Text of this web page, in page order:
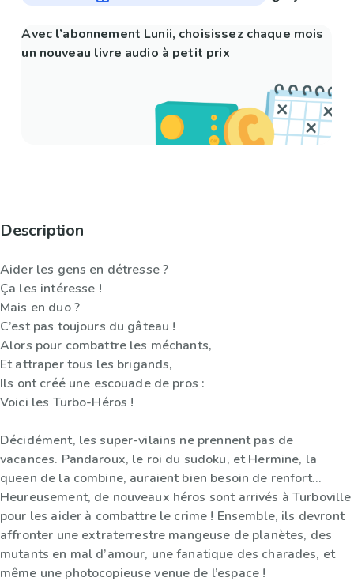
Avec l’abonnement Lunii, choisissez chaque mois
un nouveau livre audio à petit prix
Description
Aider les gens en détresse ?
Ça les intéresse !
Mais en duo ?
C’est pas toujours du gâteau !
Alors pour combattre les méchants,
Et attraper tous les brigands,
Ils ont créé une escouade de pros :
Voici les Turbo-Héros !
Décidément, les super-vilains ne prennent pas de
vacances. Pandaroux, le roi du sudoku, et Hermine, la
queen de la combine, auraient bien besoin de renfort…
Heureusement, de nouveaux héros sont arrivés à Turboville
pour les aider à combattre le crime ! Ensemble, ils devront
affronter une extraterrestre mangeuse de planètes, des
mutants en mal d’amour, une fanatique des charades, et
même une photocopieuse venue de l’espace !